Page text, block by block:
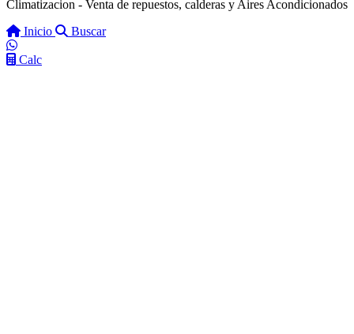
Climatizacion - Venta de repuestos, calderas y Aires Acondicionados
Inicio
Buscar
Calc